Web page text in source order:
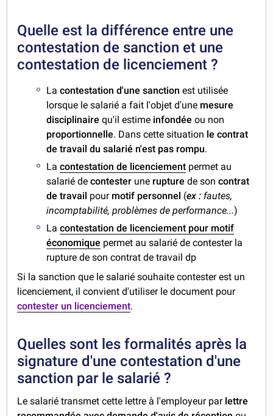
Quelle est la différence entre une
contestation de sanction et une
contestation de licenciement ?
La contestation d'une sanctionest utilisée
lorsque le salarié a fait l'objet d'une mesure
disciplinaire qu'il estime infondée ou non
proportionnelle. Dans cette situation le contrat
de travail du salarié n'est pas rompu.
Lacontestation de licenciement permet au
salarié de contester une rupturede son contrat
de travail pour motif personnel (ex : fautes,
incomptabilité, problèmes de performance...)
Lacontestation de licenciement pour motif
économique permet au salarié de contester la
rupture de son contrat de travail dp
Si la sanction que le salarié souhaite contester est un
licenciement, il convient d'utiliser le document pour
contester un licenciement.
Quelles sont les formalités après la
signature d'une contestation d'une
sanction par le salarié ?
Le salarié transmet cette lettre à l'employeur par lettre